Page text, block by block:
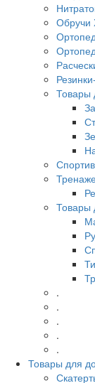
Обручи
Товары
Товары
.
.
.
.
.
Товары для